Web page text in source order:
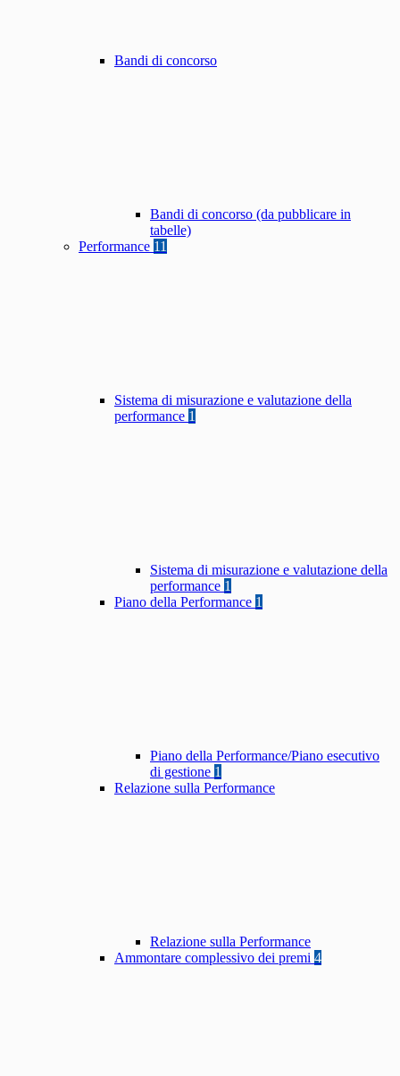
Bandi di concorso
Bandi di concorso (da pubblicare in
tabelle)
Performance 11
Sistema di misurazione e valutazione della
performance 1
Sistema di misurazione e valutazione della
performance 1
Piano della Performance 1
Piano della Performance/Piano esecutivo
di gestione 1
Relazione sulla Performance
Relazione sulla Performance
Ammontare complessivo dei premi 4